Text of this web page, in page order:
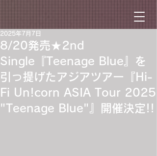
8/20発売★2nd
Single『Teenage Blue』を
引っ提げたアジアツアー『Hi-
Fi Un!corn ASIA Tour 2025
"Teenage Blue"』開催決定!!
2025年7月7日